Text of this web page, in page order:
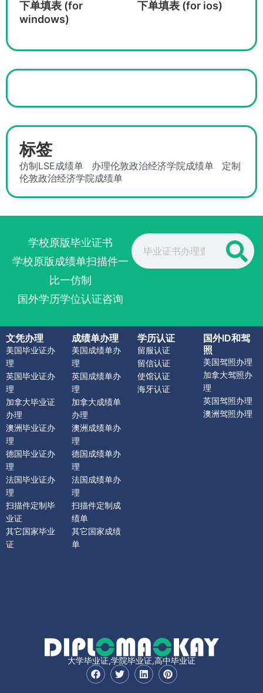
下单填表 (for
windows)
下单填表 (for ios)
标签
仿制LSE成绩单 办理伦敦政治经济学院成绩单
定制
伦敦政治经济学院成绩单
学校原版毕业证书
学校原版成绩单扫描件一
比一仿制
国外学历学位认证咨询
Search
文凭办理
美国毕业证办
理
英国毕业证办
理
加拿大毕业证
办理
澳洲毕业证办
理
德国毕业证办
理
法国毕业证办
理
扫描件定制毕
业证
其它国家毕业
证
成绩单办理
美国成绩单办
理
英国成绩单办
理
加拿大成绩单
办理
澳洲成绩单办
理
德国成绩单办
理
法国成绩单办
理
扫描件定制成
绩单
其它国家成绩
单
学历认证
留服认证
留信认证
使馆认证
海牙认证
国外ID和驾
照
美国驾照办理
加拿大驾照办
理
英国驾照办理
澳洲驾照办理
大学毕业证,学院毕业证,高中毕业证
F
a
T
w
L
i
P
i